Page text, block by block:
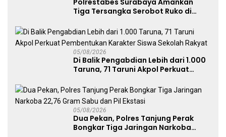
Tiga Tersangka Serobot Ruko di
05/08/2026
Di Balik Pengabdian Lebih dari 1.000
Taruna, 71 Taruni Akpol Perkuat
Sekolah Rakyat
05/08/2026
Dua Pekan, Polres Tanjung Perak
Bongkar Tiga Jaringan Narkoba